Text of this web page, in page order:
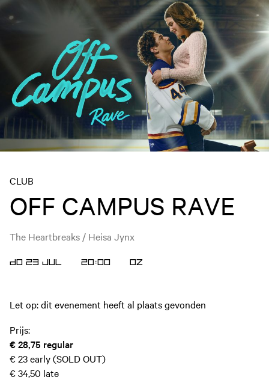
CLUB
OFF CAMPUS RAVE
The Heartbreaks / Heisa Jynx
DO 23 JUL 20:00 OZ
Let op: dit evenement heeft al plaats gevonden
Prijs:
€ 28,75 regular
€ 23early (SOLD OUT)
€ 34,50 late